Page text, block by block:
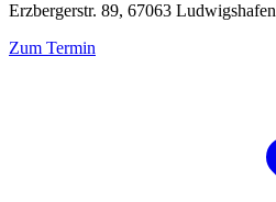
Erzbergerstr. 89, 67063 Ludwigshafen
Zum Termin